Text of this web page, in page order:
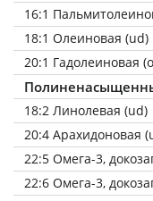
16:1
18:1 Олеиновая (ud)
20:1 Гадолеиновая
18:2 Линолевая (ud)
20:4 Арахидоновая
22:5 Омега-3,
22:6 Омега-3,